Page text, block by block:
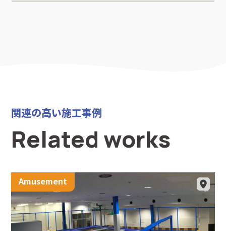
関連の高い施工事例
Related works
Amusement